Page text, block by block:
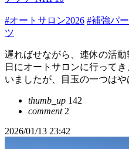
#オートサロン2026 #補強パ
ツ
遅ればせながら、連休の活
日にオートサロンに行って
いましたが、目玉の一つは
thumb_up 142
comment2
2026/01/13 23:42